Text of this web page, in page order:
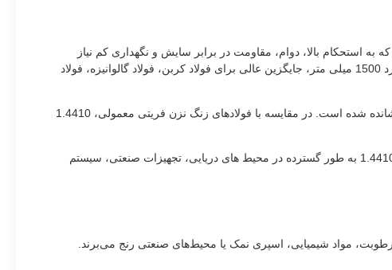
استحکام بالا، دوام، مقاومت در برابر سایش و نگهداری کم نیاز
دارند، طراحی شده است. فولاد ضد زنگ 1.4410 با محدوده ضخامت 3 میلی متر، 4 میلی متر، 5 میلی متر و 6 میلی متر و عرض استاندارد 1500 میلی متر، جایگزین عالی برای فولاد کربن، فولاد گالوانیزه، فولاد
1.4410 به عنوان فولاد ضد زنگ دوبلکس کم آلیاژ طبقه بندی می شود و توسط ASTM A240 UNS S41003 و نام اروپایی EN 1.4001 پوشانده شده است. در مقایسه با فولادهای زنگ نزن فریتی معمولی، 1.4410
به دلیل ترکیب متعادلی از استحکام، مقاومت در برابر خوردگی، مقاومت در برابر سایش و کارایی هزینه، ورق فولادی ضد زنگ دوبلکس 1.4410 به طور گسترده در محیط های دریایی، تجهیزات صنعتی، سیستم
رطوبت، مواد شیمیایی، اسپری نمک یا محیط‌های صنعتی رنج می‌برند.